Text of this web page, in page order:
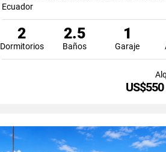
Ecuador
2
Dormitorios
2.5
Baños
1
Garaje
US$550